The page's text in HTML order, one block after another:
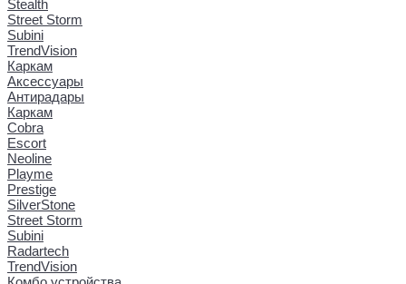
Stealth
Street Storm
Subini
TrendVision
Каркам
Аксессуары
Антирадары
Каркам
Cobra
Escort
Neoline
Playme
Prestige
SilverStone
Street Storm
Subini
Radartech
TrendVision